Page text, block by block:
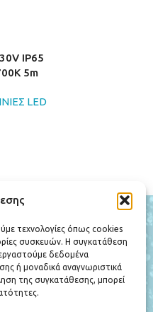
τεχνολογίες όπως cookies
συσκευών. Η συγκατάθεση
δεδομένα
ή μοναδικά αναγνωριστικά
της συγκατάθεσης, μπορεί
IP65
5m
LED